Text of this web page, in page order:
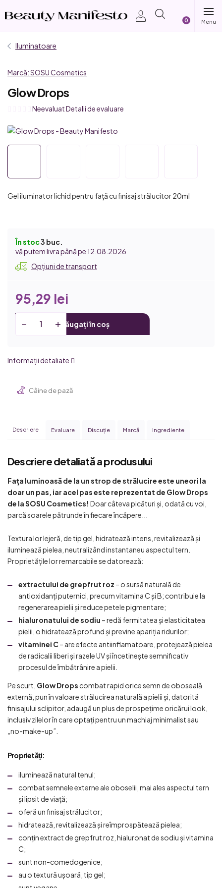
Iluminatoare
Marcă:SOSU Cosmetics
Glow Drops
Evaluarea
a
din
stele.
NeevaluatDetalii de evaluare
Gel iluminator lichid pentru față cu finisaj strălucitor 20ml
În stoc3 buc.
12.08.2026
Opțiuni de transport
95,29 lei
Adăugați în coș
Informaţii detaliate
Câine de pază
Descriere Evaluare Discuţie Marcă Ingrediente
Descriere detaliată a produsului
Fața luminoasă de la un strop de strălucire este uneori la
doar un pas, iar acel pas este reprezentat de Glow Drops
de la SOSU Cosmetics! Doar câteva picături și, odată cu voi,
parcă soarele pătrunde în fiecare încăpere...
Textura lor lejeră, de tip gel, hidratează intens, revitalizează și
iluminează pielea, neutralizând instantaneu aspectul tern.
Proprietățile lor remarcabile se datorează:
extractului de grepfrut roz – o sursă naturală de
antioxidanți puternici, precum vitamina C și B; contribuie la
regenerarea pielii și reduce petele pigmentare;
hialuronatului de sodiu – redă fermitatea și elasticitatea
pielii, o hidratează profund și previne apariția ridurilor;
vitaminei C– are efecte antiinflamatoare, protejează pielea
de radicalii liberi și razele UV și încetinește semnificativ
procesul de îmbătrânire a pielii.
Pe scurt, Glow Drops combat rapid orice semn de oboseală
externă, pun în valoare strălucirea naturală a pielii și, datorită
finisajului sclipitor, adaugă un plus de prospețime oricărui look,
inclusiv zilelor în care optați pentru un machiaj minimalist sau
„no-make-up”.
Proprietăți:
iluminează natural tenul;
combat semnele externe ale oboselii, mai ales aspectul tern
și lipsit de viață;
oferă un finisaj strălucitor;
hidratează, revitalizează și reîmprospătează pielea;
conțin extract de grepfrut roz, hialuronat de sodiu și vitamina
C;
sunt non-comedogenice;
au o textură ușoară, tip gel;